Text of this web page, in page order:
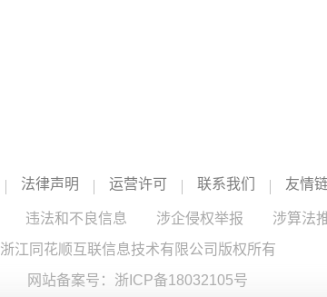
法律声明 运营许可 联系我们 友情
违法和不良信息 涉企侵权举报 涉算法
浙江同花顺互联信息技术有限公司版权所有
网站备案号： 浙ICP备18032105号